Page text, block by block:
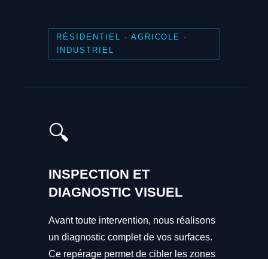
RÉSIDENTIEL · AGRICOLE ·
INDUSTRIEL
🔍
INSPECTION ET
DIAGNOSTIC VISUEL
Avant toute intervention, nous réalisons
un diagnostic complet de vos surfaces.
Ce repérage permet de cibler les zones